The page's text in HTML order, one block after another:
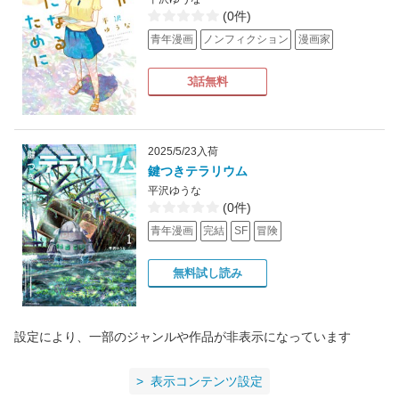
(0件)
青年漫画 ノンフィクション 漫画家
3話無料
2025/5/23入荷
鍵つきテラリウム
平沢ゆうな
(0件)
青年漫画 完結 SF 冒険
無料試し読み
設定により、一部のジャンルや作品が非表示になっています
表示コンテンツ設定